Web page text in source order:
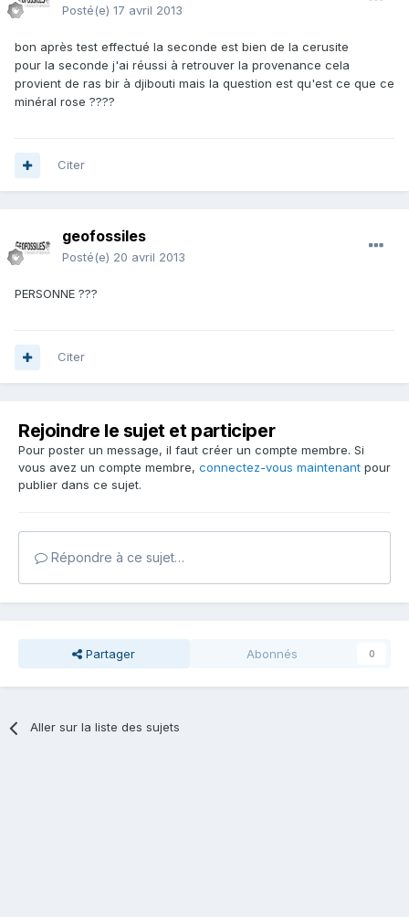
Posté(e) 17 avril 2013
bon après test effectué la seconde est bien de la cerusite
pour la seconde j'ai réussi à retrouver la provenance cela
provient de ras bir à djibouti mais la question est qu'est ce que ce
minéral rose ????
Citer
geofossiles
Posté(e) 20 avril 2013
PERSONNE ???
Citer
Rejoindre le sujet et participer
Pour poster un message, il faut créer un compte membre. Si
vous avez un compte membre, connectez-vous maintenant pour
publier dans ce sujet.
Répondre à ce sujet…
Partager Abonnés 0
Aller sur la liste des sujets